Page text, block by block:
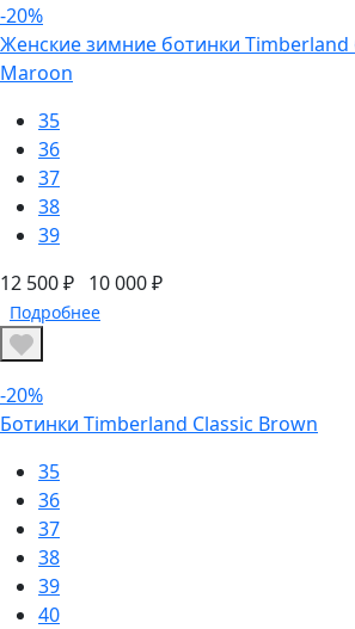
-20%
Женские зимние ботинки Timberland
Maroon
35
36
37
38
39
12 500 ₽ 10 000 ₽
Подробнее
-20%
Ботинки Timberland Classic Brown
35
36
37
38
39
40